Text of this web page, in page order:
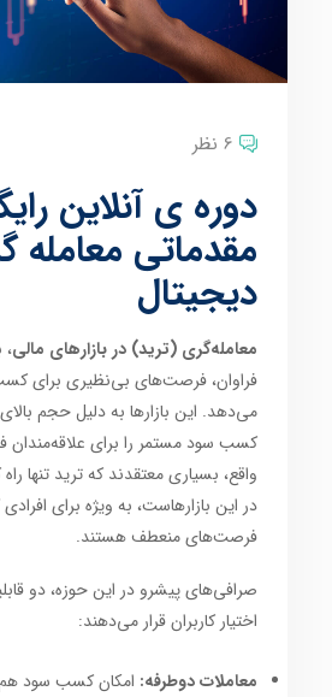
6 نظر
دوره ی آنلاین
مقدماتی معامله
دیجیتال
معامله‌گری (ترید) در بازارهای مالی
فراوان، فرصت‌های بی‌نظیری برای کسب
می‌دهد. این بازارها به دلیل حجم
کسب سود مستمر را برای علاقه‌مندان
واقع، بسیاری معتقدند که ترید تنها
در این بازارهاست، به ویژه برای
فرصت‌های منعطف هستند.
صرافی‌های پیشرو در این حوزه، دو
اختیار کاربران قرار می‌دهند:
معاملات دوطرفه: امکان کسب سود